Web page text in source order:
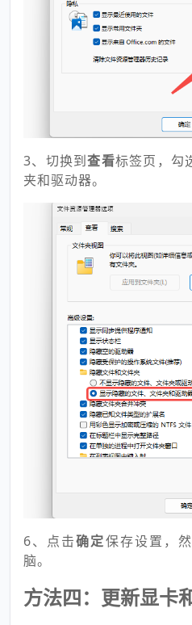
3、切换到查看标签页，勾
夹和驱动器。
6、点击确定保存设置，
脑。
方法四：更新显卡